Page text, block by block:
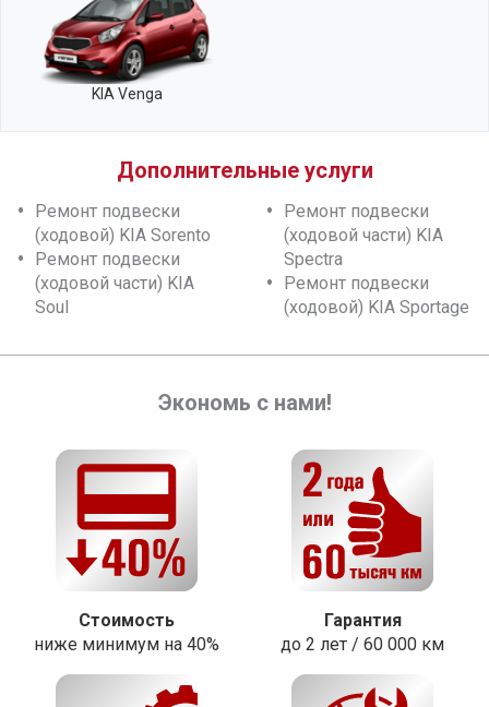
KIA Venga
Дополнительные услуги
Ремонт подвески
(ходовой) KIA Sorento
Ремонт подвески
(ходовой части) KIA
Soul
Ремонт подвески
(ходовой части) KIA
Spectra
Ремонт подвески
(ходовой) KIA Sportage
Экономь с нами!
Стоимость
ниже минимум на 40%
Гарантия
до 2 лет / 60 000 км